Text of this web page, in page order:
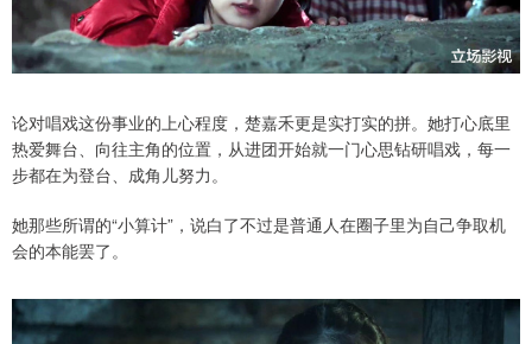
论对唱戏这份事业的上心程度，楚嘉禾更是实打实的拼。她打心底里
热爱舞台、向往主角的位置，从进团开始就一门心思钻研唱戏，每一
步都在为登台、成角儿努力。
她那些所谓的“小算计”，说白了不过是普通人在圈子里为自己争取机
会的本能罢了。